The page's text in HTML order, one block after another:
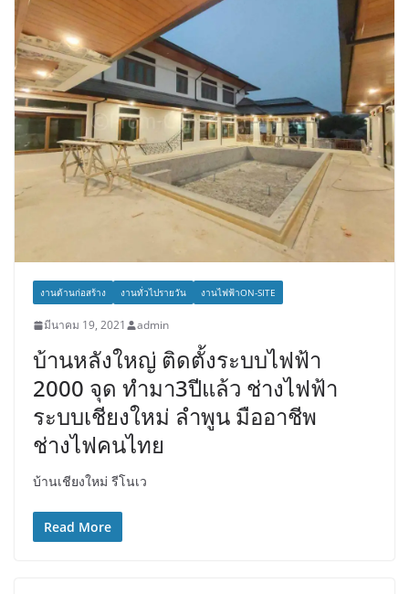
งานด้านก่อสร้าง งานทั่วไปรายวัน งานไฟฟ้าON-SITE
มีนาคม 19, 2021 admin
บ้านหลังใหญ่ ติดตั้งระบบไฟฟ้า
2000 จุด ทำมา3ปีแล้ว ช่างไฟฟ้า
ระบบเชียงใหม่ ลำพูน มืออาชีพ
ช่างไฟคนไทย
บ้านเชียงใหม่ รีโนเว
Read More